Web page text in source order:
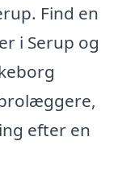
Find en
i Serup og
efter en